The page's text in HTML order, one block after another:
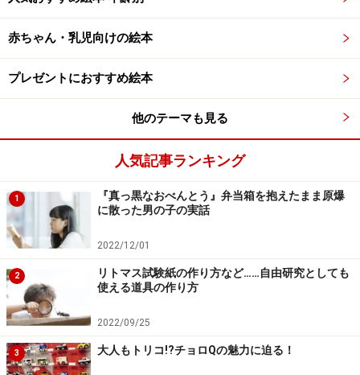
出版社： ほるぷ出版
みんなにおいしく食べてもらうために、ご飯のかたまり
たちが自分自身でおにぎりになっていくというユニーク
な発想。子どもにも大人にも人気がある絵本です。リズ
ミカルに読める文章なので、言葉が段々増えてきた子ど
もたちと、言葉の響きやリズムも一緒に楽しめます。海
苔たっぷりのうめ、シャケ、おかかおにぎりができあが
るころには、「おにぎり食べたい！」の気持ちでいっぱ
いになりそう。絵本をきっかけに、おにぎり作りに挑戦
してみても楽しいですね。
赤ちゃん・乳児向けの絵本
プレゼントにおすすめ絵本
他のテーマも見る
人気記事ランキング
1
『真っ黒なおべんとう』弁当箱を抱えたまま原爆
に散った男の子の実話
2022/12/01
2
リトマス試験紙の作り方など……自由研究としても
使える道具の作り方
2022/09/25
3 大人もトリコ!?チョロQの魅力に迫る！